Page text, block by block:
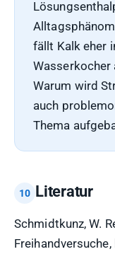
fällt Kalk eher
Wasserkocher
Warum wird
auch
Thema
Literatur
Schmidtkunz, W.